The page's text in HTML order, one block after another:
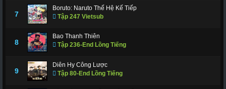
7
Boruto: Naruto Thế Hệ Kế Tiếp
Tập 247 Vietsub
8
Bao Thanh Thiên
Tập 236-End Lồng Tiếng
9
Diên Hy Công Lược
Tập 80-End Lồng Tiếng